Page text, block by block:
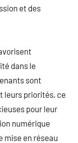
et des
dans le
sont
leurs priorités, ce
pour leur
numérique
mise en réseau